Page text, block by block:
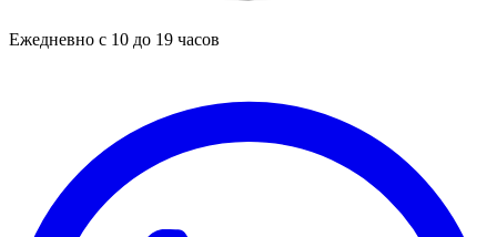
Ежедневно с 10 до 19 часов